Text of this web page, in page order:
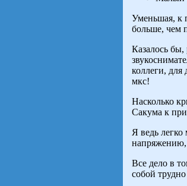
Уменьшая, к
больше, чем
Казалось бы,
коллеги,
мкс!
Насколько
Сакума к
Я ведь
напряжению,
Все дело в
собой